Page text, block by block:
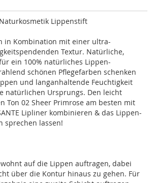
Lippenstift
in Kombination mit einer ultra-
Textur. Natürliche,
ein 100% natürliches Lippen-
schönen Pflegefarben schenken
und langanhaltende Feuchtigkeit
natürlichen Ursprungs. Den leicht
Ton 02 Sheer Primrose am besten mit
Lipliner kombinieren & das Lippen-
sprechen lassen!
auf die Lippen auftragen, dabei
über die Kontur hinaus zu gehen. Für